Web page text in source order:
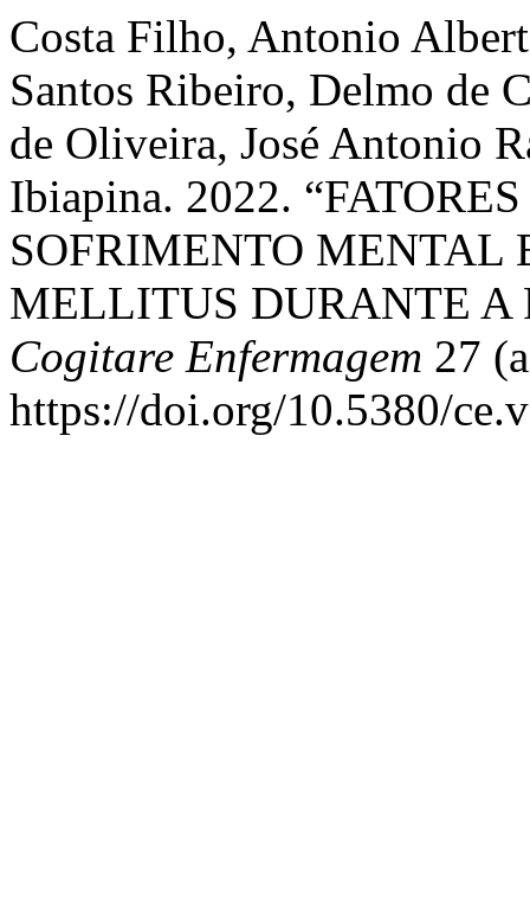
Costa Filho, Antonio
Santos Ribeiro, Delmo de
de Oliveira, José Antonio
Ibiapina. 2022.
SOFRIMENTO MENTAL
MELLITUS DURANTE A
Cogitare Enfermagem 27
https://doi.org/10.5380/